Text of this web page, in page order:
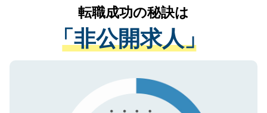
は、個人情報の取り扱いについての厳密な
管理基準を満たした事業者のみに付与され
る、プライバシーマークを取得済みです。
で、機密保持に関してもご安心ください。
かがいして、現在の医療機関の状況や紹介
経験をまじえながら、適切なアドバイスを
させていただきます。すぐにご転職をされ
ない方には、長期的なサポートが可能です
ので、まずはご登録ください。
転職成功の秘訣は
「非公開求人」